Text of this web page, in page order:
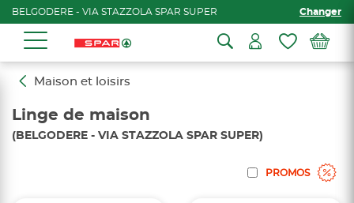
BELGODERE - VIA STAZZOLA SPAR SUPER Changer
Maison et loisirs
Linge de maison
(BELGODERE - VIA STAZZOLA SPAR SUPER)
PROMOS